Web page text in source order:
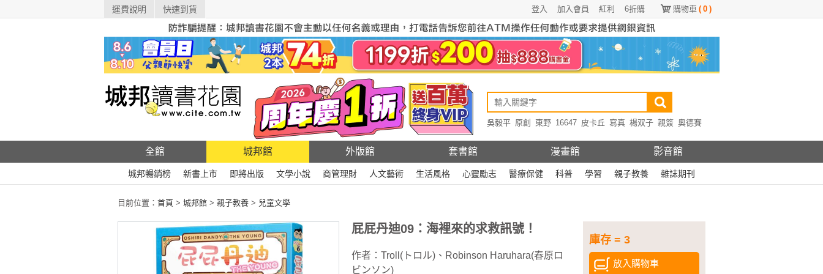
運費說明 快速到貨 購物車 ( 0 )
6折購
紅利
加入會員
登入
吳毅平 原創 東野 16647 皮卡丘 寫真 楊双子 親簽 奧德賽
全館 城邦館 外版館 套書館 漫畫館 影音館
城邦暢銷榜 新書上市 即將出版 文學小說 商管理財 人文藝術 生活風格 心靈勵志 醫療保健 科普 學習 親子教養 雜誌期刊
目前位置： 首頁 > 城邦館 > 親子教養 > 兒童文學
庫存 = 3
放入購物車
屁屁丹迪09：海裡來的求救訊號！
作者： Troll(トロル) 、 Robinson Haruhara(春原ロ
ビンソン)